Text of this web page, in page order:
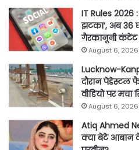
IT Rules 2026
झटका’, अब 36
गैरकानूनी कंटेंट
August 6, 2026
Lucknow-
दौरान पेडेस्टल
वीडियो पर मचा
August 6, 2026
Atiq Ahmed
क्या बेटे आबान